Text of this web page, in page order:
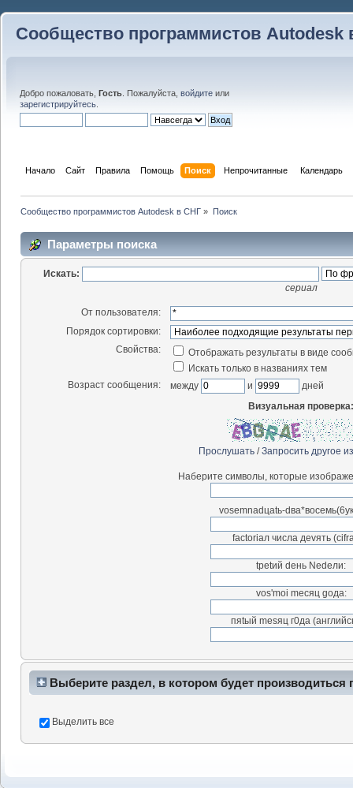
Сообщество программистов Autodesk
Добро пожаловать, Гость . Пожалуйста, войдите или
зарегистрируйтесь
Начало Сайт Правила Помощь Поиск Непрочитанные Календарь
Сообщество программистов Autodesk в СНГ » Поиск
Параметры поиска
Искать:
сериал
От пользователя:
Порядок сортировки:
Свойства:
Отображать результаты в виде
Искать только в названиях тем
Возраст сообщения:
между и
дней
Визуальная проверка:
Прослушать/Запросить другое
Наберите символы, которые
vosemnadцatь-
factоriал чиcла деvять
tpetий deнь Nedeли:
vos'moi meсяц goдa:
пяtый mesяц г0дa
Выберите раздел, в котором будет производиться
Выделить все